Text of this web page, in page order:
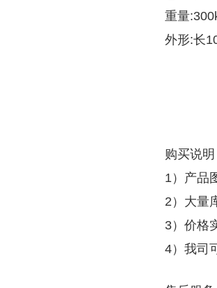
重量
外形:长
购买说
1）产品
2）大量
3）价格
4）我司